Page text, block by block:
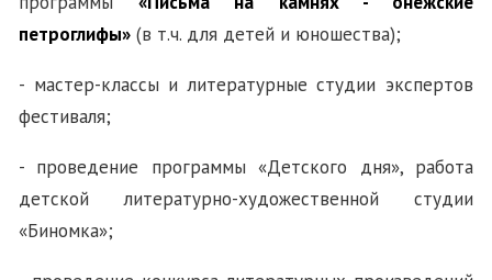
петроглифы» (в т.ч. для детей и юношества);
- мастер-классы и литературные студии экспертов
фестиваля;
- проведение программы «Детского дня», работа
детской литературно-художественной студии
«Биномка»;